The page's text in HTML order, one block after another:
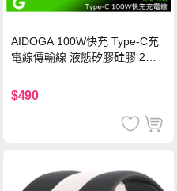
AIDOGA 100W快充 Type-C充
電線傳輸線 液態矽膠硅膠 2M
$490